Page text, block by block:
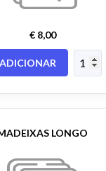
€ 8,00
ADICIONAR
LONGO